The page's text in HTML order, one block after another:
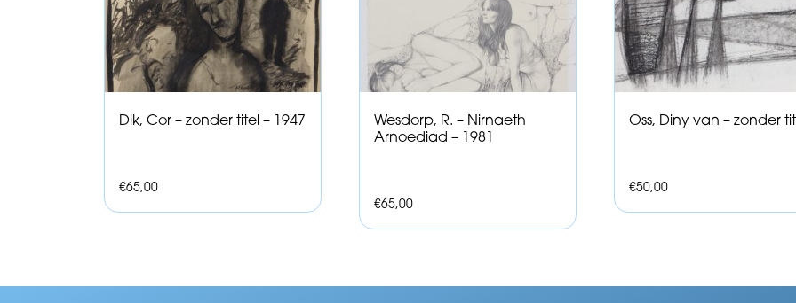
Dik, Cor – zonder titel – 1947
€65,00
Wesdorp, R. – Nirnaeth
Arnoediad – 1981
€65,00
Oss, Diny van – zonder
€50,00